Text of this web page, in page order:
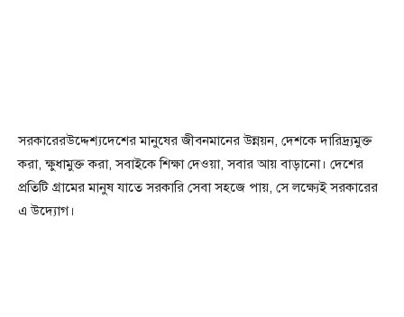
সরকারেরউদ্দেশ্যদেশের মানুষের জীবনমানের উন্নয়ন, দেশকে দারিদ্র্যমুক্ত
করা, ক্ষুধামুক্ত করা, সবাইকে শিক্ষা দেওয়া, সবার আয় বাড়ানো। দেশের
প্রতিটি গ্রামের মানুষ যাতে সরকারি সেবা সহজে পায়, সে লক্ষ্যেই সরকারের
এ উদ্যোগ।